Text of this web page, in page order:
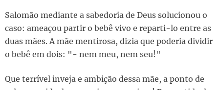
Salomão mediante a sabedoria de Deus solucionou o
caso: ameaçou partir o bebê vivo e reparti-lo entre as
duas mães. A mãe mentirosa, dizia que poderia dividir
o bebê em dois: "- nem meu, nem seu!"
Que terrível inveja e ambição dessa mãe, a ponto de